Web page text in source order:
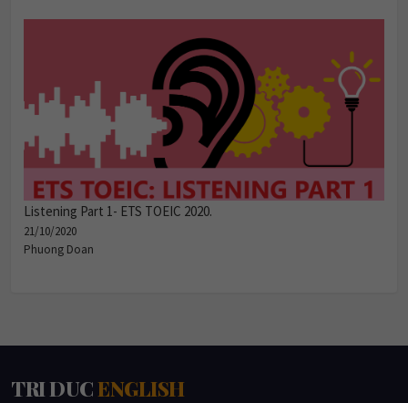
Listening Part 1- ETS TOEIC 2020.
21/10/2020
Phuong Doan
TRI DUCENGLISH